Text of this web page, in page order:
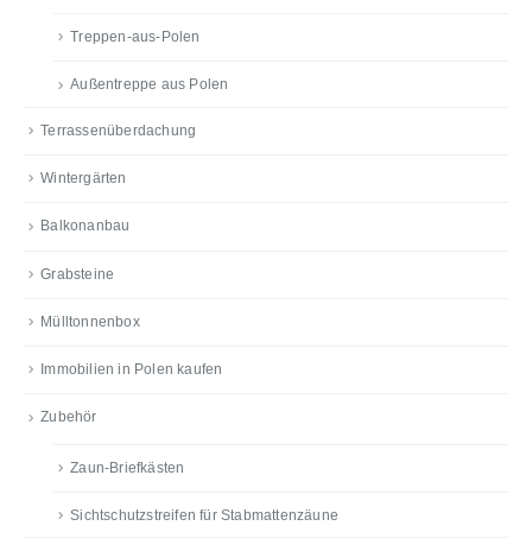
Treppen-aus-Polen
Außentreppe aus Polen
Terrassenüberdachung
Wintergärten
Balkonanbau
Grabsteine
Mülltonnenbox
Immobilien in Polen kaufen
Zubehör
Zaun-Briefkästen
Sichtschutzstreifen für Stabmattenzäune